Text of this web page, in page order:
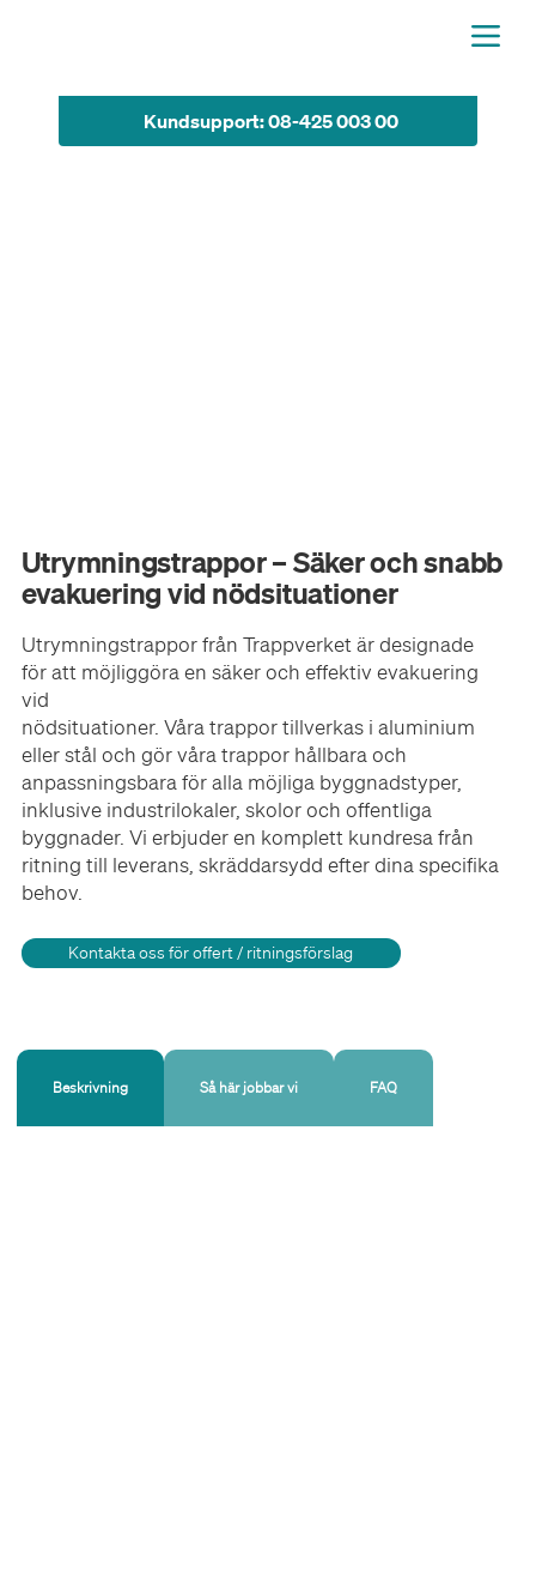
Kundsupport: 08-425 003 00
Utrymningstrappor – Säker och snabb
evakuering vid nödsituationer
Utrymningstrappor från Trappverket är designade
för att möjliggöra en säker och effektiv evakuering
vid
nödsituationer. Våra trappor tillverkas i aluminium
eller stål och gör våra trappor hållbara och
anpassningsbara för alla möjliga byggnadstyper,
inklusive industrilokaler, skolor och offentliga
byggnader. Vi erbjuder en komplett kundresa från
ritning till leverans, skräddarsydd efter dina specifika
behov.
Kontakta oss för offert / ritningsförslag
Beskrivning Så här jobbar vi FAQ